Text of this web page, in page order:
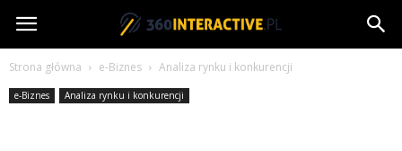
360interactive.pl
Strona główna e-Biznes Analiza rynku i konkurencji
e-Biznes Analiza rynku i konkurencji